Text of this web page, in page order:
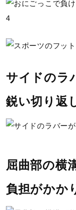
直営店一
取扱店一
ベトナム製
質量
インソール
カップインソール
サイドのラ
鋭い切り返
屈曲部の横
負担がかか